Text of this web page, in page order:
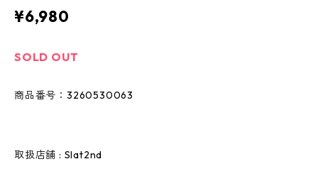
¥6,980
SOLD OUT
商品番号：3260530063
取扱店舗 : Slat2nd